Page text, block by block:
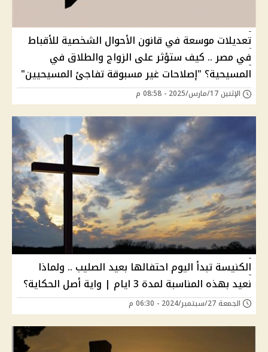
تعديلات موسعة في قانون الأحوال الشخصية للأقباط
في مصر .. كيف ستؤثر على الزواج والطلاق في
المسيحية؟ "إصلاحات غير مسبوقة تفاجئ المسيحيين"
الإثنين 17/مارس/2025 - 08:58 م
الكنيسة تبدأ اليوم احتفالها بعيد الصليب .. ولماذا
نعيد بهذه المناسبة لمدة 3 ايام | واية أصل الحكاية؟
الجمعة 27/سبتمبر/2024 - 06:30 م